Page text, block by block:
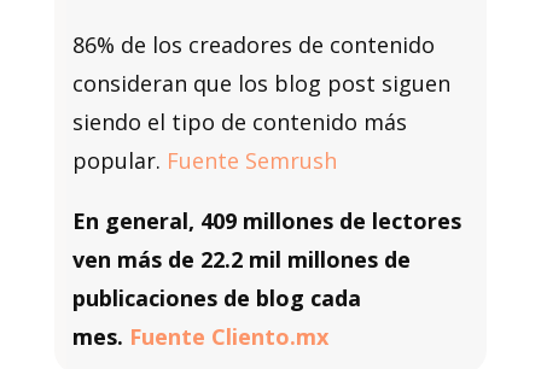
86% de los creadores de contenido
consideran que los blog post siguen
siendo el tipo de contenido más
popular. Fuente Semrush
En general, 409 millones de lectores
ven más de 22.2 mil millones de
publicaciones de blog cada
mes. Fuente Cliento.mx